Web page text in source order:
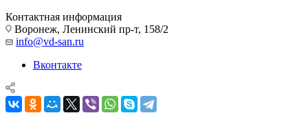
Контактная информация
Воронеж, Ленинский пр-т, 158/2
info@vd-san.ru
Вконтакте